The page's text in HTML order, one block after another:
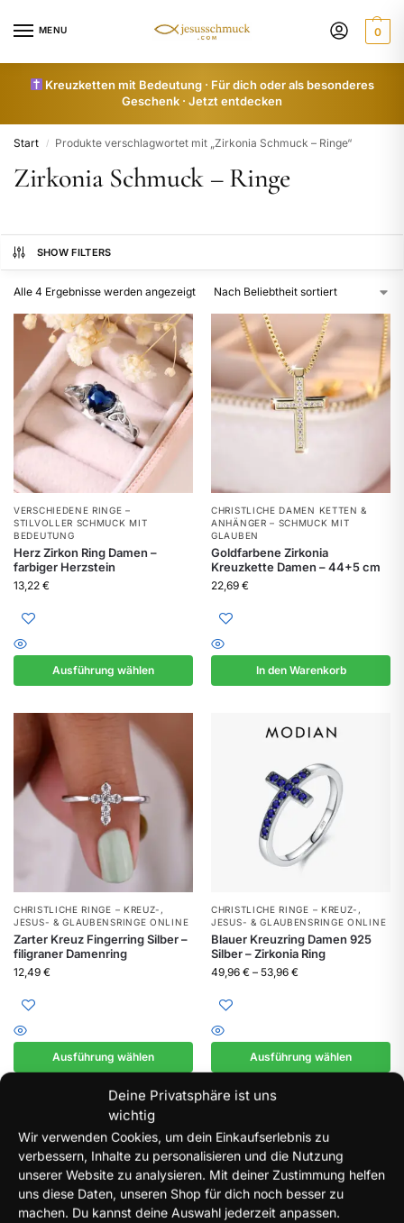
Deine Privatsphäre ist uns
wichtig
Wir verwenden Cookies, um dein Einkaufserlebnis zu
verbessern, Inhalte zu personalisieren und die Nutzung
unserer Website zu analysieren. Mit deiner Zustimmung helfen
uns diese Daten, unseren Shop für dich noch besser zu
machen. Du kannst deine Auswahl jederzeit anpassen.
MENU 0
Kreuzketten mit Bedeutung · Für dich oder als besonderes
Geschenk · Jetzt entdecken
Start / Produkte verschlagwortet mit „Zirkonia Schmuck – Ringe“
Zirkonia Schmuck – Ringe
SHOW FILTERS
Alle 4 Ergebnisse werden angezeigt
VERSCHIEDENE RINGE –
STILVOLLER SCHMUCK MIT
BEDEUTUNG
Herz Zirkon Ring Damen –
farbiger Herzstein
13,22 €
Ausführung wählen
CHRISTLICHE DAMEN KETTEN &
ANHÄNGER – SCHMUCK MIT
GLAUBEN
Goldfarbene Zirkonia
Kreuzkette Damen – 44+5 cm
22,69 €
In den Warenkorb
CHRISTLICHE RINGE – KREUZ-,
JESUS- & GLAUBENSRINGE ONLINE
Zarter Kreuz Fingerring Silber –
filigraner Damenring
12,49 €
Ausführung wählen
CHRISTLICHE RINGE – KREUZ-,
JESUS- & GLAUBENSRINGE ONLINE
Blauer Kreuzring Damen 925
Silber – Zirkonia Ring
49,96 € – 53,96 €
Ausführung wählen
Alle 4 Ergebnisse werden angezeigt
Gratis Versand innerhalb DE
Alle Bestellungen über 30€